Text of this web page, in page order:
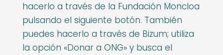
hacerlo a través de la Fundación Moncloa
pulsando el siguiente botón. También
puedes hacerlo a través de Bizum; utiliza
la opción «Donar a ONG» y busca el